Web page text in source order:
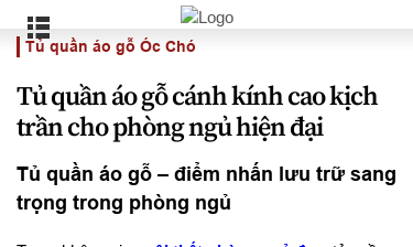
Tủ quần áo gỗ Óc Chó
Tủ quần áo gỗ cánh kính cao kịch
trần cho phòng ngủ hiện đại
Tủ quần áo gỗ – điểm nhấn lưu trữ sang
trọng trong phòng ngủ